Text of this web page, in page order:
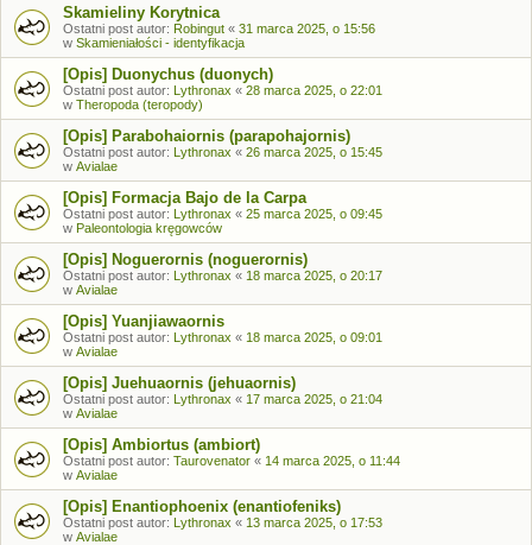
Skamieliny Korytnica
Ostatni post autor: Robingut « 31 marca 2025, o 15:56
w Skamieniałości - identyfikacja
[Opis] Duonychus (duonych)
Ostatni post autor: Lythronax « 28 marca 2025, o 22:01
w Theropoda (teropody)
[Opis] Parabohaiornis (parapohajornis)
Ostatni post autor: Lythronax « 26 marca 2025, o 15:45
w Avialae
[Opis] Formacja Bajo de la Carpa
Ostatni post autor: Lythronax « 25 marca 2025, o 09:45
w Paleontologia kręgowców
[Opis] Noguerornis (noguerornis)
Ostatni post autor: Lythronax « 18 marca 2025, o 20:17
w Avialae
[Opis] Yuanjiawaornis
Ostatni post autor: Lythronax « 18 marca 2025, o 09:01
w Avialae
[Opis] Juehuaornis (jehuaornis)
Ostatni post autor: Lythronax « 17 marca 2025, o 21:04
w Avialae
[Opis] Ambiortus (ambiort)
Ostatni post autor: Taurovenator « 14 marca 2025, o 11:44
w Avialae
[Opis] Enantiophoenix (enantiofeniks)
Ostatni post autor: Lythronax « 13 marca 2025, o 17:53
w Avialae